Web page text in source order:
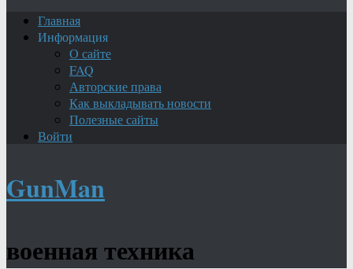
Главная
Информация
О сайте
FAQ
Авторские права
Как выкладывать новости
Полезные сайты
Войти
GunMan
военная техника